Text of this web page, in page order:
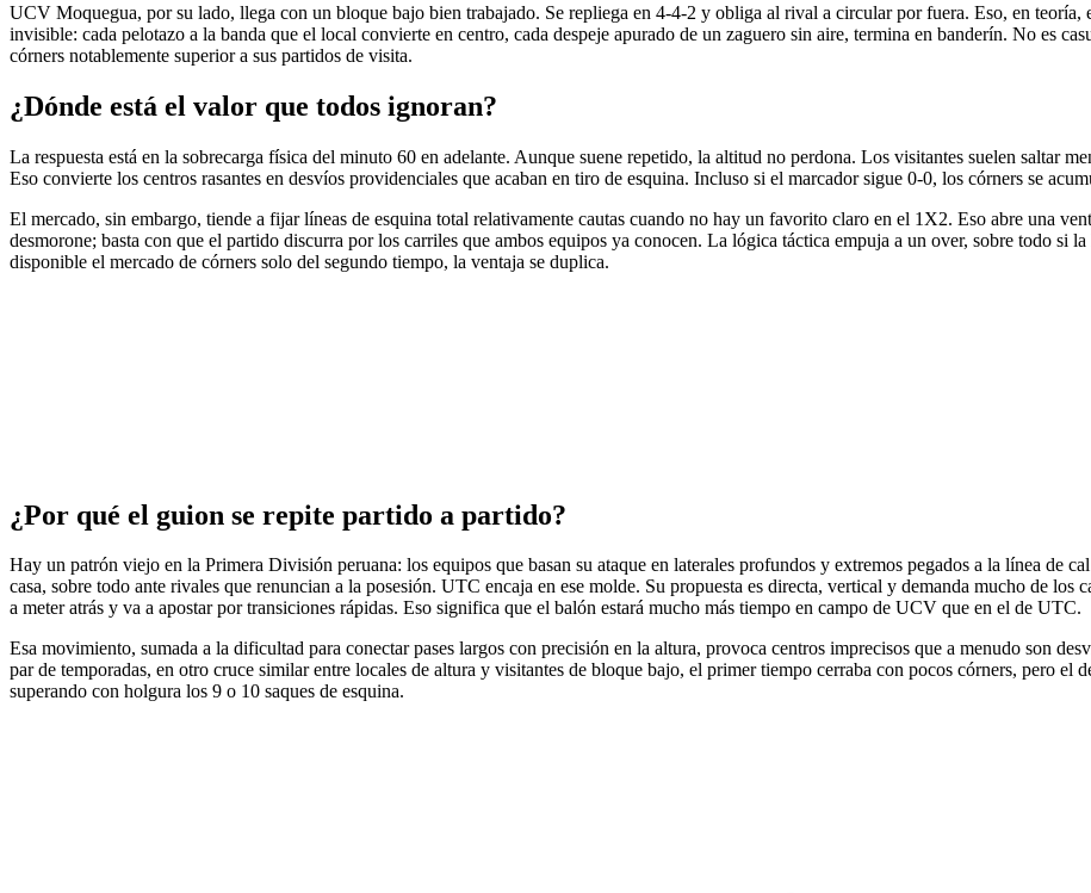
UCV Moquegua, por su lado, llega con un bloque bajo bien trabajado. Se repliega en 4-4-2 y obliga al rival a circular por fuera. Eso, en teoría,
invisible: cada pelotazo a la banda que el local convierte en centro, cada despeje apurado de un zaguero sin aire, termina en banderín. No es
córners notablemente superior a sus partidos de visita.
¿Dónde está el valor que todos ignoran?
La respuesta está en la sobrecarga física del minuto 60 en adelante. Aunque suene repetido, la altitud no perdona. Los visitantes suelen saltar
Eso convierte los centros rasantes en desvíos providenciales que acaban en tiro de esquina. Incluso si el marcador sigue 0-0, los córners se
El mercado, sin embargo, tiende a fijar líneas de esquina total relativamente cautas cuando no hay un favorito claro en el 1X2. Eso abre una
desmorone; basta con que el partido discurra por los carriles que ambos equipos ya conocen. La lógica táctica empuja a un over, sobre todo si
disponible el mercado de córners solo del segundo tiempo, la ventaja se duplica.
¿Por qué el guion se repite partido a partido?
Hay un patrón viejo en la Primera División peruana: los equipos que basan su ataque en laterales profundos y extremos pegados a la línea de
casa, sobre todo ante rivales que renuncian a la posesión. UTC encaja en ese molde. Su propuesta es directa, vertical y demanda mucho de
a meter atrás y va a apostar por transiciones rápidas. Eso significa que el balón estará mucho más tiempo en campo de UCV que en el de UTC.
Esa movimiento, sumada a la dificultad para conectar pases largos con precisión en la altura, provoca centros imprecisos que a menudo son
par de temporadas, en otro cruce similar entre locales de altura y visitantes de bloque bajo, el primer tiempo cerraba con pocos córners, pero el
superando con holgura los 9 o 10 saques de esquina.